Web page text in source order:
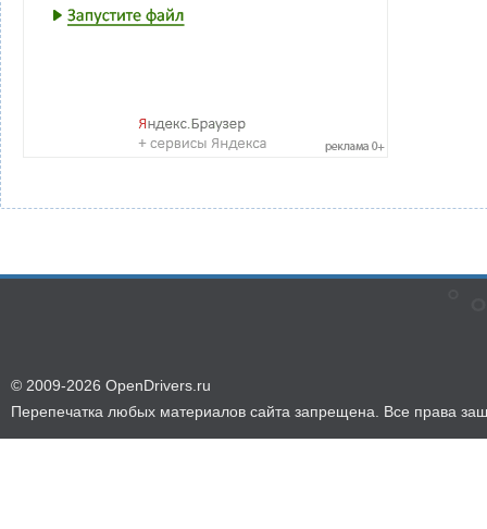
© 2009-2026 OpenDrivers.ru
Перепечатка любых материалов сайта запрещена. Все права